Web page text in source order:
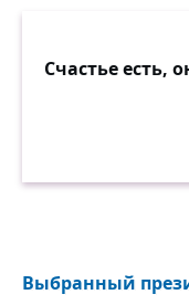
Счастье есть,
Выбранный